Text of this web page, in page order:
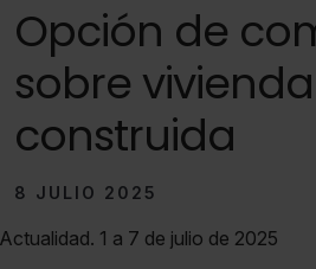
Opción de
sobre
construida
8 JULIO 2025
Actualidad. 1 a 7 de julio de 2025